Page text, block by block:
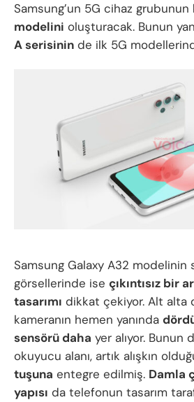
Samsung’un 5G cihaz grubunun
modelini oluşturacak. Bunun
A serisinin de ilk 5G
Samsung Galaxy A32 modelinin
görsellerinde ise çıkıntısız bir
tasarımı dikkat çekiyor. Alt alta
kameranın hemen yanında
sensörü daha yer alıyor. Bunun
okuyucu alanı, artık alışkın
tuşuna entegre edilmiş. Damla
yapısı da telefonun tasarım